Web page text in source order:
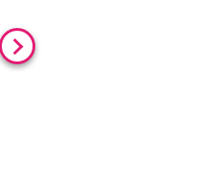
【9%OFF】
アラン・ド・パリ ショ